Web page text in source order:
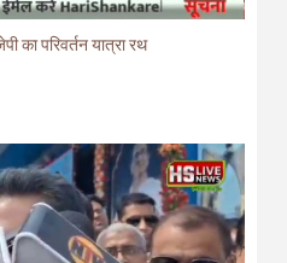
का परिवर्तन यात्रा रथ